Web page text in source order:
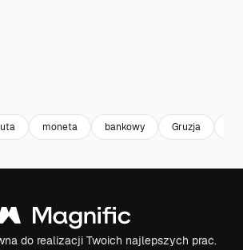
moneta bankowy Gruzja
do realizacji Twoich najlepszych prac.